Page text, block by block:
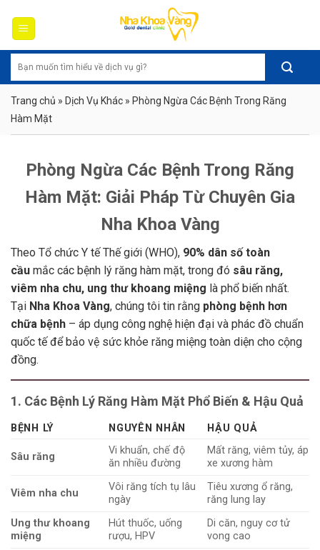
content
Trang chủ » Dịch Vụ Khác » Phòng Ngừa Các Bệnh Trong Răng
Hàm Mặt
Phòng Ngừa Các Bệnh Trong Răng
Hàm Mặt: Giải Pháp Từ Chuyên Gia
Nha Khoa Vàng
Theo Tổ chức Y tế Thế giới (WHO), 90% dân số toàn
cầu mắc các bệnh lý răng hàm mặt, trong đó sâu răng,
viêm nha chu, ung thư khoang miệng là phổ biến nhất.
Tại Nha Khoa Vàng, chúng tôi tin rằng phòng bệnh hơn
chữa bệnh – áp dụng công nghệ hiện đại và phác đồ chuẩn
quốc tế để bảo vệ sức khỏe răng miệng toàn diện cho cộng
đồng.
1. Các Bệnh Lý Răng Hàm Mặt Phổ Biến & Hậu Quả
BỆNH LÝ NGUYÊN NHÂN HẬU QUẢ
Sâu răng
Vi khuẩn, chế độ
ăn nhiều đường
Mất răng, viêm tủy, áp
xe xương hàm
Viêm nha chu
Vôi răng tích tụ lâu
ngày
Tiêu xương ổ răng,
răng lung lay
Ung thư khoang
miệng
Hút thuốc, uống
rượu, HPV
Di căn, nguy cơ tử
vong cao